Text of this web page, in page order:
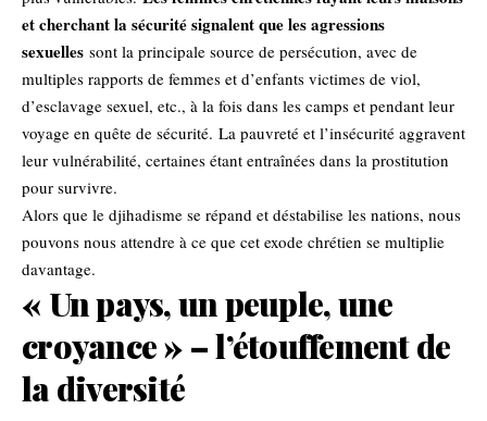
et cherchant la sécurité signalent que les agressions
sexuelles sont la principale source de persécution, avec de
multiples rapports de femmes et d’enfants victimes de viol,
d’esclavage sexuel, etc., à la fois dans les camps et pendant leur
voyage en quête de sécurité. La pauvreté et l’insécurité aggravent
leur vulnérabilité, certaines étant entraînées dans la prostitution
pour survivre.
Alors que le djihadisme se répand et déstabilise les nations, nous
pouvons nous attendre à ce que cet exode chrétien se multiplie
davantage.
« Un pays, un peuple, une
croyance » – l’étouffement de
la diversité